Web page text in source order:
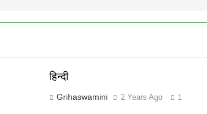
हिन्दी
Grihaswamini 2 Years Ago 1